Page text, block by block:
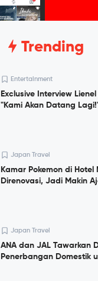
Trending
Entertainment
Exclusive Interview
"Kami Akan Datang
Japan Travel
Kamar Pokemon di Hotel
Direnovasi, Jadi Makin
Japan Travel
ANA dan JAL Tawarkan
Penerbangan Domestik